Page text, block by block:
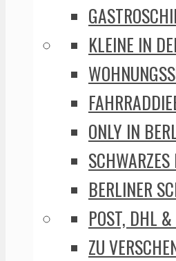
KLEINE IN
ONLY IN
BERLINER
POST, DHL &
ZU